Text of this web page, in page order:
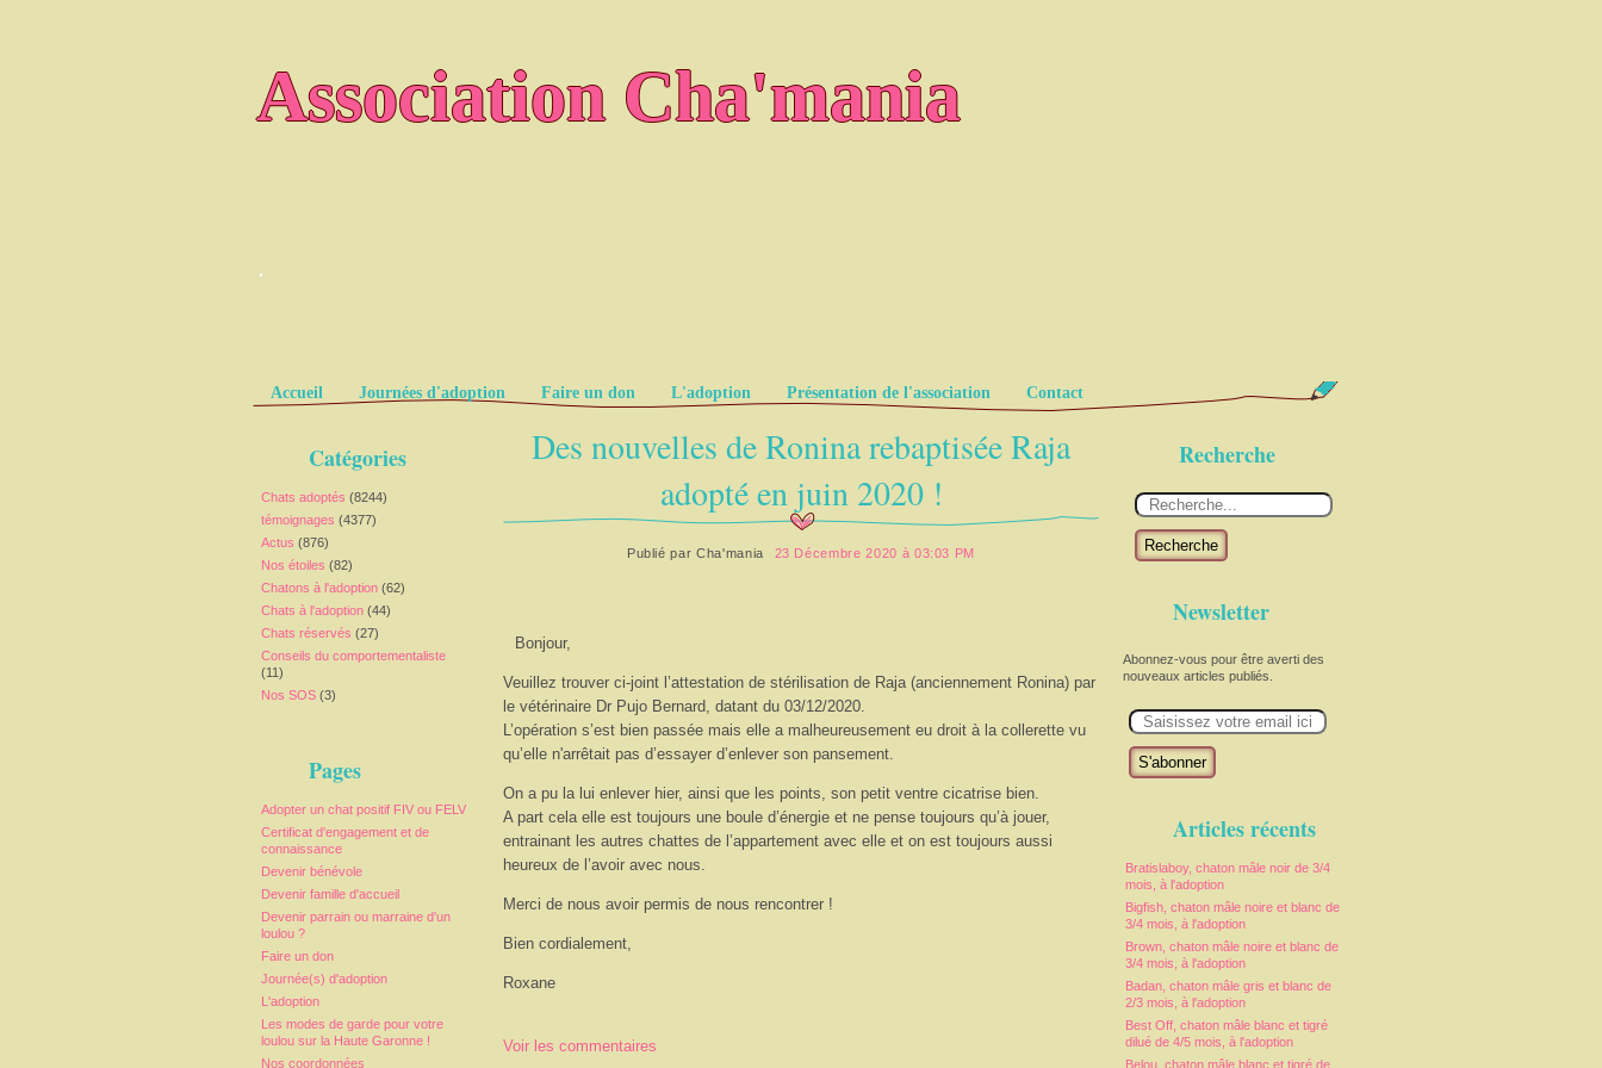
Association Cha'mania
.
Pages
Accueil Journées d'adoption Faire un don L'adoption Présentation de l'association Contact
Catégories
Chats adoptés (8244)
témoignages (4377)
Actus (876)
Nos étoiles (82)
Chatons à l'adoption (62)
Chats à l'adoption (44)
Chats réservés (27)
Conseils du comportementaliste
(11)
Nos SOS (3)
Pages
Adopter un chat positif FIV ou FELV
Certificat d'engagement et de
connaissance
Devenir bénévole
Devenir famille d'accueil
Devenir parrain ou marraine d'un
loulou ?
Faire un don
Journée(s) d'adoption
L'adoption
Les modes de garde pour votre
loulou sur la Haute Garonne !
Nos coordonnées
Recherche
Recherche
Newsletter
Abonnez-vous pour être averti des
nouveaux articles publiés.
m
Articles récents
Bratislaboy, chaton mâle noir de 3/4
mois, à l'adoption
Bigfish, chaton mâle noire et blanc de
3/4 mois, à l'adoption
Brown, chaton mâle noire et blanc de
3/4 mois, à l'adoption
Badan, chaton mâle gris et blanc de
2/3 mois, à l'adoption
Best Off, chaton mâle blanc et tigré
dilué de 4/5 mois, à l'adoption
Belou, chaton mâle blanc et tigré de
Des nouvelles de Ronina rebaptisée Raja
adopté en juin 2020 !
Publié parCha'mania 23 Décembre 2020 à 03:03 PM
Bonjour,
Veuillez trouver ci-joint l’attestation de stérilisation de Raja (anciennement Ronina) par
le vétérinaire Dr Pujo Bernard, datant du 03/12/2020.
L’opération s’est bien passée mais elle a malheureusement eu droit à la collerette vu
qu’elle n'arrêtait pas d’essayer d’enlever son pansement.
On a pu la lui enlever hier, ainsi que les points, son petit ventre cicatrise bien.
A part cela elle est toujours une boule d’énergie et ne pense toujours qu’à jouer,
entrainant les autres chattes de l’appartement avec elle et on est toujours aussi
heureux de l’avoir avec nous.
Merci de nous avoir permis de nous rencontrer !
Bien cordialement,
Roxane
Voir les commentaires